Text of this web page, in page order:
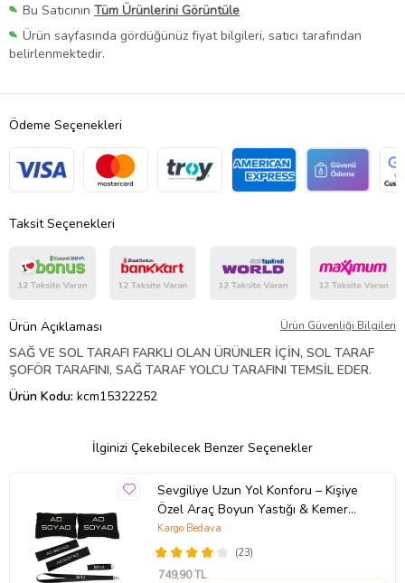
Bu Satıcının Tüm Ürünlerini Görüntüle
Ürün sayfasında gördüğünüz fiyat bilgileri, satıcı tarafından
belirlenmektedir.
Ödeme Seçenekleri
Taksit Seçenekleri
Ürün Açıklaması Ürün Güvenliği Bilgileri
SAĞ VE SOL TARAFI FARKLI OLAN ÜRÜNLER İÇİN, SOL TARAF
ŞOFÖR TARAFINI, SAĞ TARAF YOLCU TARAFINI TEMSİL EDER.
Ürün Kodu: kcm15322252
İlginizi Çekebilecek Benzer Seçenekler
Sevgiliye Uzun Yol Konforu – Kişiye
Özel Araç Boyun Yastığı & Kemer
Pedi Hediye Seti
(23)
Kargo Bedava
749,90 TL